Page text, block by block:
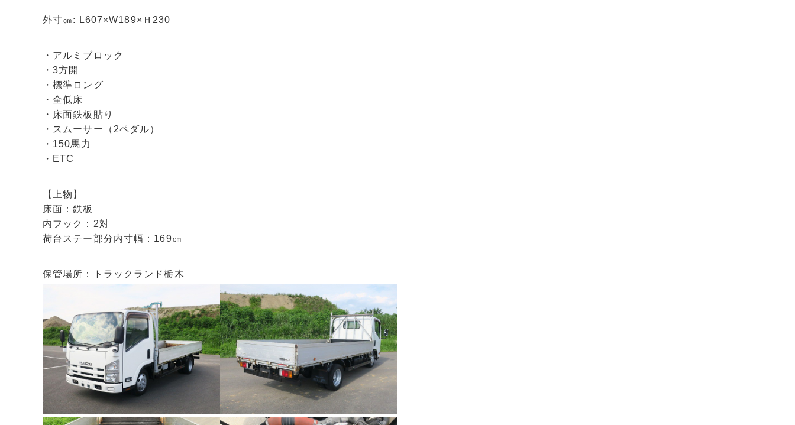
外寸㎝: L607×W189×Ｈ230
・アルミブロック
・3方開
・標準ロング
・全低床
・床面鉄板貼り
・スムーサー（2ペダル）
・150馬力
・ETC
【上物】
床面：鉄板
内フック：2対
荷台ステー部分内寸幅：169㎝
保管場所：トラックランド栃木